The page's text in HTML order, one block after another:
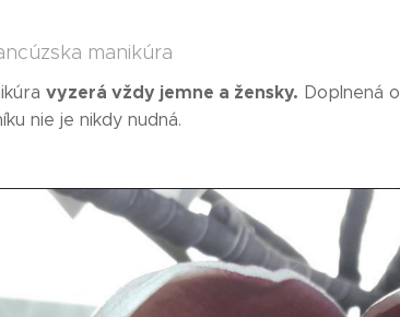
manikúra
vyzerá vždy jemne a žensky. Doplnená
nie je nikdy nudná.